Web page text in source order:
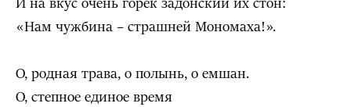
И на вкус очень горек задонский их стон:
«Нам чужбина – страшней Мономаха!».
О, родная трава, о полынь, о емшан.
О, степное единое время